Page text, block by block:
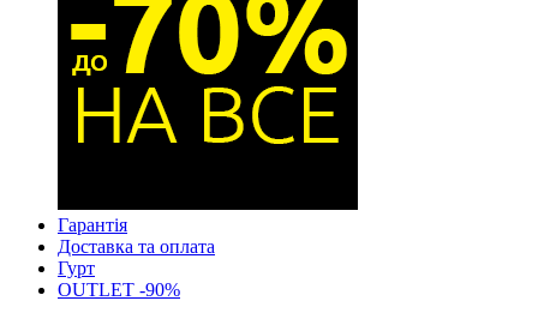
Гарантія
Доставка та оплата
Гурт
OUTLET -90%